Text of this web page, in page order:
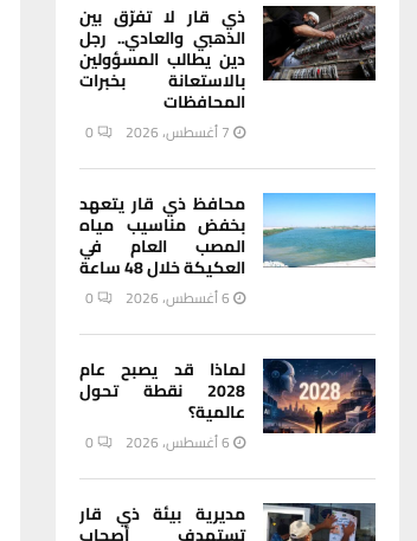
ذي قار لا تفرّق بين
الذهبي والعادي.. رجل
دين يطالب المسؤولين
بالاستعانة بخبرات
المحافظات
7 أغسطس، 2026 0
محافظ ذي قار يتعهد
بخفض مناسيب مياه
المصب العام في
العكيكة خلال 48 ساعة
6 أغسطس، 2026 0
لماذا قد يصبح عام
2028 نقطة تحول
عالمية؟
6 أغسطس، 2026 0
مديرية بيئة ذي قار